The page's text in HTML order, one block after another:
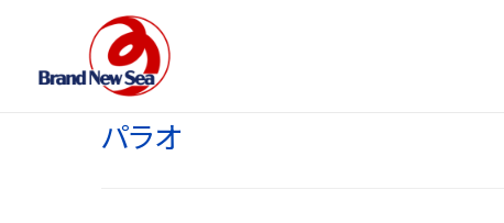
パラオ